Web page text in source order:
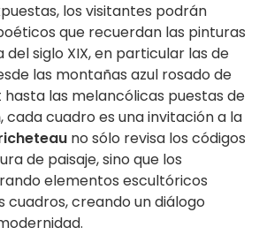
los visitantes podrán
que recuerdan las pinturas
del siglo XIX, en particular las de
las montañas azul rosado de
las melancólicas puestas de
, cada cuadro es una invitación a la
no sólo revisa los códigos
de paisaje, sino que los
elementos escultóricos
cuadros, creando un diálogo